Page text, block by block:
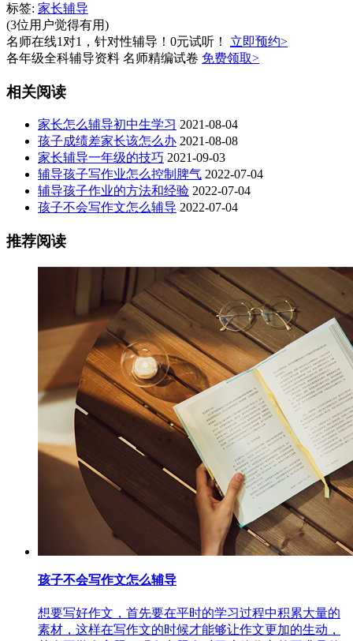
标签: 家长辅导
(3位用户觉得有用)
名师在线1对1，针对性辅导！0元试听！
立即预约>
各年级全科辅导资料 名师精编试卷 免费领取>
相关阅读
家长怎么辅导初中生学习 2021-08-04
孩子成绩差家长该怎么办 2021-08-08
家长辅导一年级的技巧 2021-09-03
辅导孩子写作业怎么控制脾气 2022-07-04
辅导孩子作业的方法和经验 2022-07-04
孩子不会写作文怎么辅导 2022-07-04
推荐阅读
孩子不会写作文怎么辅导
想要写好作文，首先要在平时的学习过程中积累大量的
素材，这样在写作文的时候才能够让作文更加的生动，